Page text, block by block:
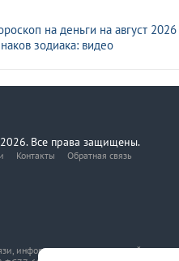
на деньги на август 2026
зодиака: видео
Все права защищены.
Контакты Обратная связь
информационных технологий